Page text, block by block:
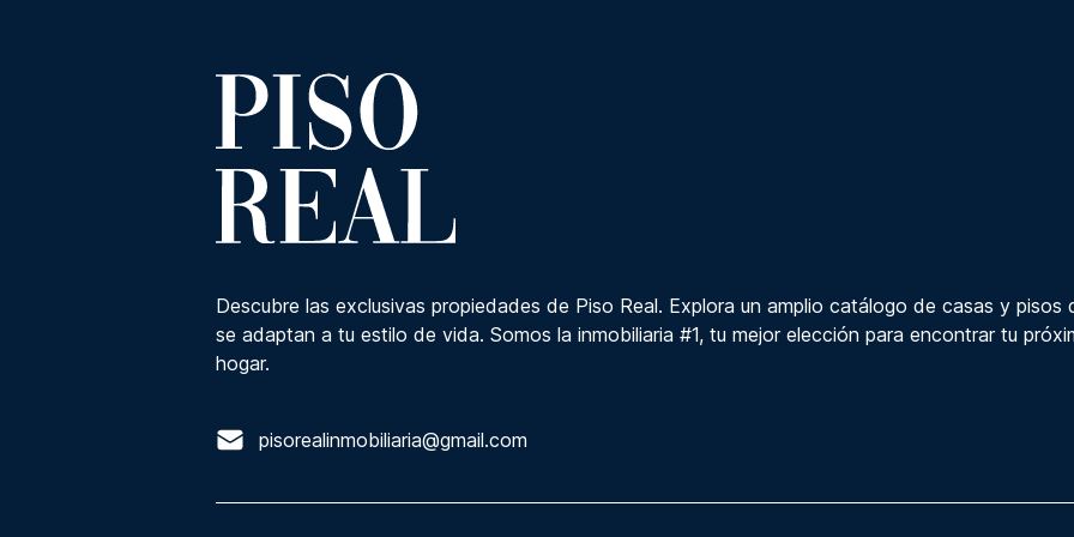
Descubre las exclusivas propiedades de Piso Real. Explora un amplio catálogo de casas y pisos
se adaptan a tu estilo de vida. Somos la inmobiliaria #1, tu mejor elección para encontrar tu
hogar.
pisorealinmobiliaria@gmail.com